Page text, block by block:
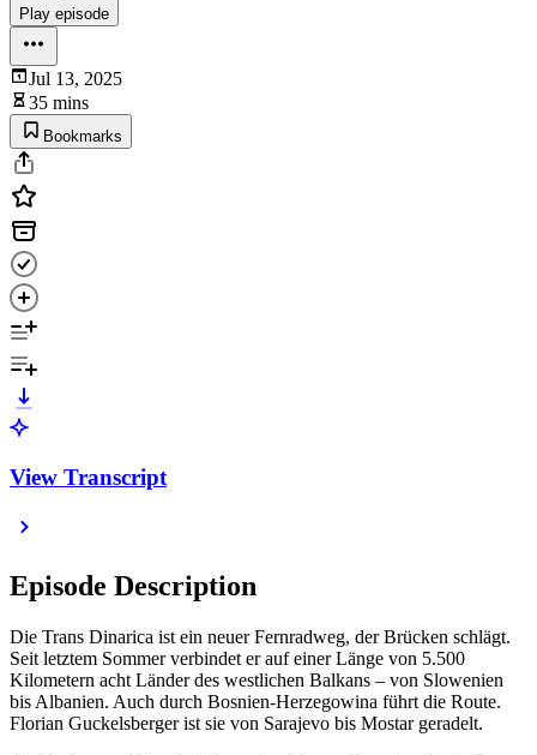
Play episode
Jul 13, 2025
35 mins
Bookmarks
View Transcript
Episode Description
Die Trans Dinarica ist ein neuer Fernradweg, der Brücken schlägt.
Seit letztem Sommer verbindet er auf einer Länge von 5.500
Kilometern acht Länder des westlichen Balkans – von Slowenien
bis Albanien. Auch durch Bosnien-Herzegowina führt die Route.
Florian Guckelsberger ist sie von Sarajevo bis Mostar geradelt.